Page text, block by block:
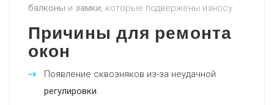
балконы и замки, которые подвержены износу.
Причины для ремонта
окон
Появление сквозняков из-за неудачной
регулировки.